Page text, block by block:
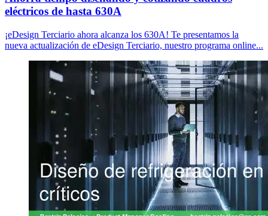
eléctricos de hasta 630A
¡eDesign Terciario ahora alcanza los 630A! Te presentamos la
nueva actualización de eDesign Terciario, nuestro programa online...